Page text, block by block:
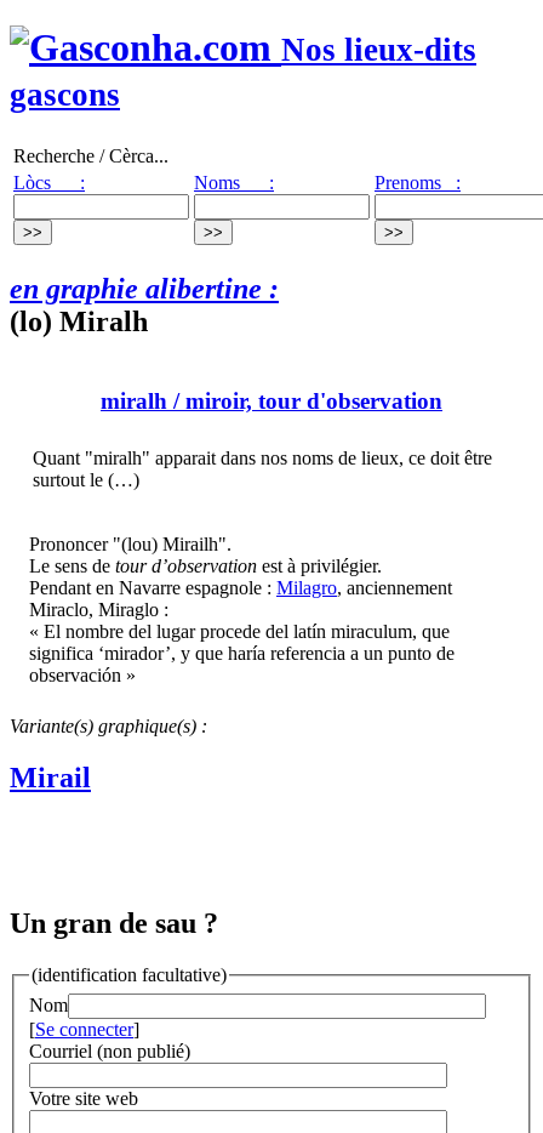
Nos lieux-dits
gascons
Recherche / Cèrca...
Lòcs :
Noms : Prenoms :
en graphie alibertine :
(lo) Miralh
miralh / miroir, tour d'observation
Quant "miralh" apparait dans nos noms de lieux, ce doit être
surtout le (…)
Prononcer "(lou) Mirailh".
Le sens de tour d’observation est à privilégier.
Pendant en Navarre espagnole : Milagro, anciennement
Miraclo, Miraglo :
« El nombre del lugar procede del latín miraculum, que
significa ‘mirador’, y que haría referencia a un punto de
observación »
Variante(s) graphique(s) :
Mirail
Un gran de sau ?
(identification facultative)
Nom
[Se connecter]
Courriel (non publié)
Votre site web